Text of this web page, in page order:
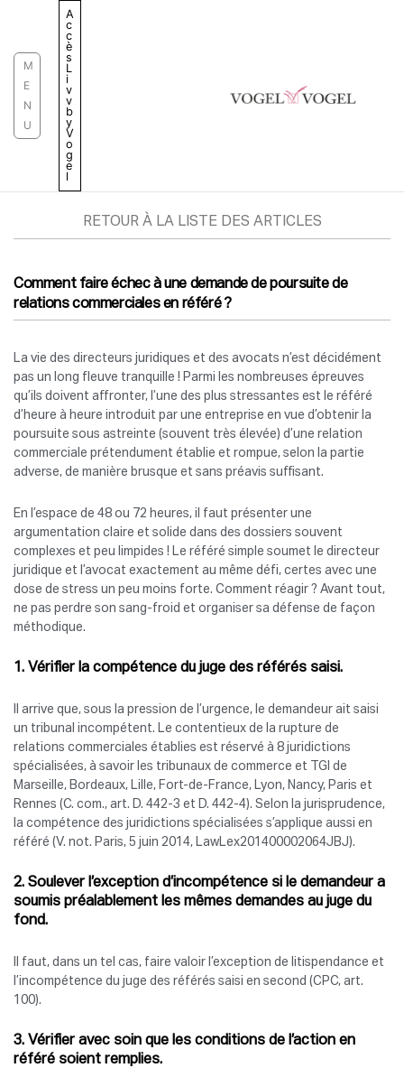
M
E
N
U
A
c
c
è
s
L
i
v
v
b
y
V
o
g
e
l
RETOUR À LA LISTE DES ARTICLES
Comment faire échec à une demande de poursuite de
relations commerciales en référé ?
La vie des directeurs juridiques et des avocats n’est décidément
pas un long fleuve tranquille ! Parmi les nombreuses épreuves
qu’ils doivent affronter, l’une des plus stressantes est le référé
d’heure à heure introduit par une entreprise en vue d’obtenir la
poursuite sous astreinte (souvent très élevée) d’une relation
commerciale prétendument établie et rompue, selon la partie
adverse, de manière brusque et sans préavis suffisant.
En l’espace de 48 ou 72 heures, il faut présenter une
argumentation claire et solide dans des dossiers souvent
complexes et peu limpides ! Le référé simple soumet le directeur
juridique et l’avocat exactement au même défi, certes avec une
dose de stress un peu moins forte. Comment réagir ? Avant tout,
ne pas perdre son sang-froid et organiser sa défense de façon
méthodique.
1. Vérifier la compétence du juge des référés saisi.
Il arrive que, sous la pression de l’urgence, le demandeur ait saisi
un tribunal incompétent. Le contentieux de la rupture de
relations commerciales établies est réservé à 8 juridictions
spécialisées, à savoir les tribunaux de commerce et TGI de
Marseille, Bordeaux, Lille, Fort-de-France, Lyon, Nancy, Paris et
Rennes (C. com., art. D. 442-3 et D. 442-4). Selon la jurisprudence,
la compétence des juridictions spécialisées s’applique aussi en
référé (V. not. Paris, 5 juin 2014, LawLex201400002064JBJ).
2. Soulever l’exception d’incompétence si le demandeur a
soumis préalablement les mêmes demandes au juge du
fond.
Il faut, dans un tel cas, faire valoir l’exception de litispendance et
l’incompétence du juge des référés saisi en second (CPC, art.
100).
3. Vérifier avec soin que les conditions de l’action en
référé soient remplies.